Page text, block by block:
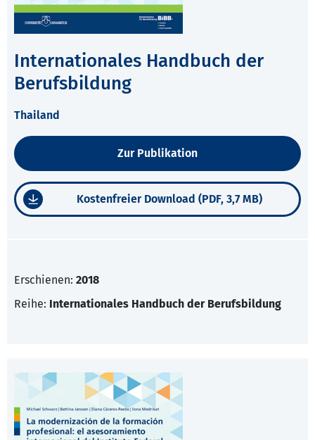
Internationales Handbuch der
Berufsbildung
Thailand
Zur Publikation
Kostenfreier Download (PDF, 3,7 MB)
Erschienen: 2018
Reihe: Internationales Handbuch der Berufsbildung